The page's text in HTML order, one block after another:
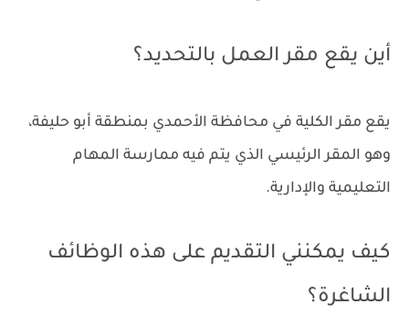
أين يقع مقر العمل بالتحديد؟
يقع مقر الكلية في محافظة الأحمدي بمنطقة أبو حليفة،
وهو المقر الرئيسي الذي يتم فيه ممارسة المهام
التعليمية والإدارية.
كيف يمكنني التقديم على هذه الوظائف
الشاغرة؟